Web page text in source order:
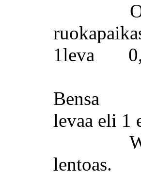
1leva
Bensa
levaa eli 1
lentoas.